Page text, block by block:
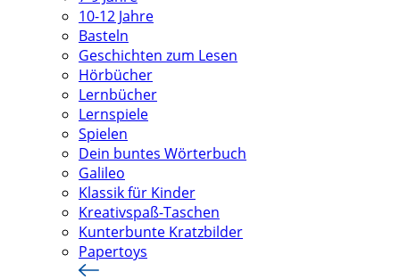
10-12 Jahre
Basteln
Geschichten zum Lesen
Hörbücher
Lernbücher
Lernspiele
Spielen
Dein buntes Wörterbuch
Galileo
Klassik für Kinder
Kreativspaß-Taschen
Kunterbunte Kratzbilder
Papertoys